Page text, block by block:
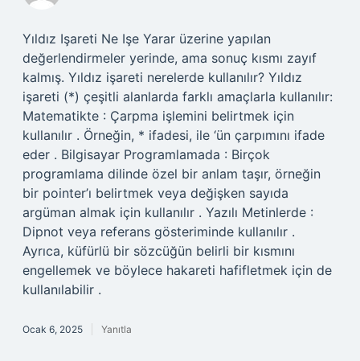
Yıldız Işareti Ne Işe Yarar üzerine yapılan
değerlendirmeler yerinde, ama sonuç kısmı zayıf
kalmış. Yıldız işareti nerelerde kullanılır? Yıldız
işareti (*) çeşitli alanlarda farklı amaçlarla kullanılır:
Matematikte : Çarpma işlemini belirtmek için
kullanılır . Örneğin, * ifadesi, ile ‘ün çarpımını ifade
eder . Bilgisayar Programlamada : Birçok
programlama dilinde özel bir anlam taşır, örneğin
bir pointer’ı belirtmek veya değişken sayıda
argüman almak için kullanılır . Yazılı Metinlerde :
Dipnot veya referans gösteriminde kullanılır .
Ayrıca, küfürlü bir sözcüğün belirli bir kısmını
engellemek ve böylece hakareti hafifletmek için de
kullanılabilir .
Ocak 6, 2025 Yanıtla